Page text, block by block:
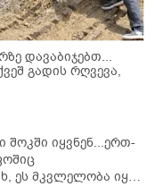
დავაბიჯებთ...
გადის რღვევა,
იყვნენ...ერთ-
ეს მკვლელობა იყო"